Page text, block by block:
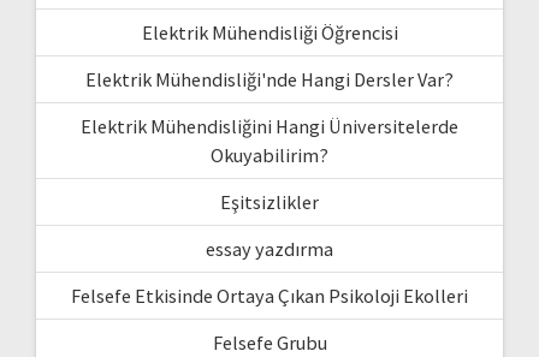
Elektrik Mühendisliği Öğrencisi
Elektrik Mühendisliği'nde Hangi Dersler Var?
Elektrik Mühendisliğini Hangi Üniversitelerde
Okuyabilirim?
Eşitsizlikler
essay yazdırma
Felsefe Etkisinde Ortaya Çıkan Psikoloji Ekolleri
Felsefe Grubu